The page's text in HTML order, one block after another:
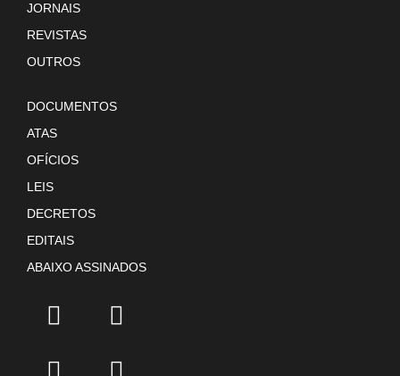
JORNAIS
REVISTAS
OUTROS
DOCUMENTOS
ATAS
OFÍCIOS
LEIS
DECRETOS
EDITAIS
ABAIXO ASSINADOS